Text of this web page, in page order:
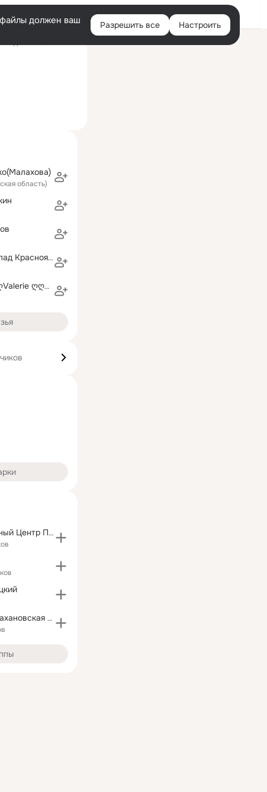
Войти
должен ваш
Разрешить все Настроить
область)
В Кузнецов (Влад Красноярский)
♡♡♡♡♡♡♡ღValerie ღღღSpicerღ♡♡♡♡♡♡♡
Информационный Центр Перевальск Алчевск
ГБОУ ЛНР "Стахановская СШ№32 им. П.Л.Дрёмова"